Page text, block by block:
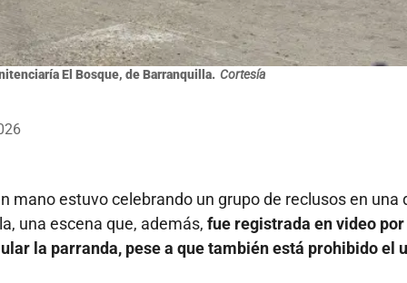
El Bosque, de Barranquilla. Cortesía
mano estuvo celebrando un grupo de reclusos en una
una escena que, además, fue registrada en video
la parranda, pese a que también está prohibido el